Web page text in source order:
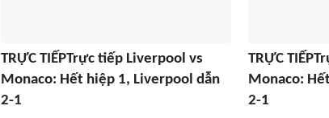
TRỰC TIẾPTrực tiếp Liverpool vs
Monaco: Hết hiệp 1, Liverpool dẫn
2-1
TRỰC
Monaco:
2-1